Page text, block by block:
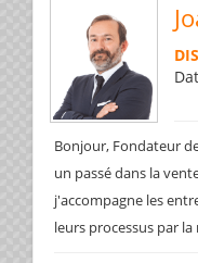
Bonjour, Fondateur
un passé dans la
j'accompagne les
leurs processus par la